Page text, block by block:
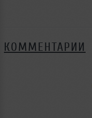
КОММЕНТАРИИ